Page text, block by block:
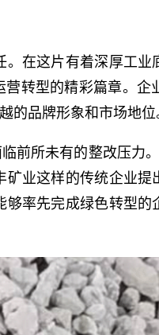
在这片有着深厚工业
转型的精彩篇章。企
的品牌形象和市场地位
前所未有的整改压力。
业这样的传统企业提
率先完成绿色转型的